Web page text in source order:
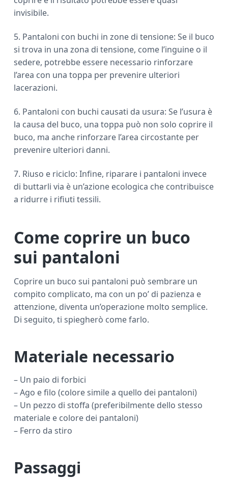
invisibile.
5. Pantaloni con buchi in zone di tensione: Se il buco
si trova in una zona di tensione, come l’inguine o il
sedere, potrebbe essere necessario rinforzare
l’area con una toppa per prevenire ulteriori
lacerazioni.
6. Pantaloni con buchi causati da usura: Se l’usura è
la causa del buco, una toppa può non solo coprire il
buco, ma anche rinforzare l’area circostante per
prevenire ulteriori danni.
7. Riuso e riciclo: Infine, riparare i pantaloni invece
di buttarli via è un’azione ecologica che contribuisce
a ridurre i rifiuti tessili.
Come coprire un buco
sui pantaloni
Coprire un buco sui pantaloni può sembrare un
compito complicato, ma con un po’ di pazienza e
attenzione, diventa un’operazione molto semplice.
Di seguito, ti spiegherò come farlo.
Materiale necessario
– Un paio di forbici
– Ago e filo (colore simile a quello dei pantaloni)
– Un pezzo di stoffa (preferibilmente dello stesso
materiale e colore dei pantaloni)
– Ferro da stiro
Passaggi